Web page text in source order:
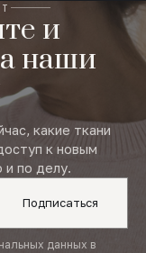
и
наши
какие ткани
к новым
и по делу.
Подписаться
данных в